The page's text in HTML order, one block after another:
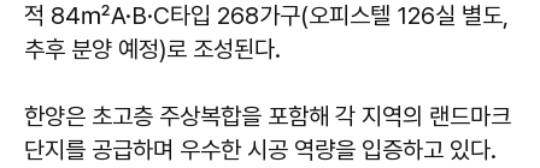
적 84㎡A·B·C타입 268가구(오피스텔 126실 별도,
추후 분양 예정)로 조성된다.
한양은 초고층 주상복합을 포함해 각 지역의 랜드마크
단지를 공급하며 우수한 시공 역량을 입증하고 있다.